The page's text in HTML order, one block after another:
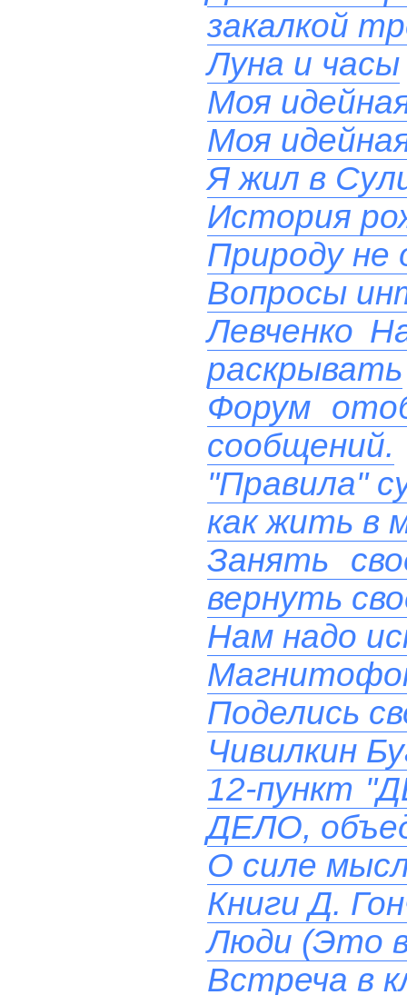
закалкой
Луна и часы
Моя
Моя
Я жил в
История
Природу не
Вопросы
Левченко
раскрывать
Форум
сообщений.
"Правила"
как жить в
Занять
вернуть
Нам надо
Поделись
Чивилкин
12-пункт
ДЕЛО,
О силе
Книги Д.
Люди (Это
Встреча в